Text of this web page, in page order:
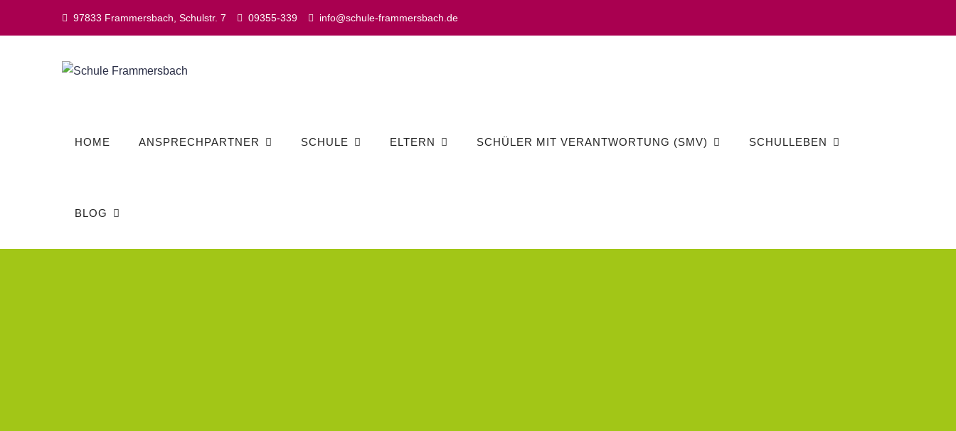
97833 Frammersbach, Schulstr. 7 09355-339 info@schule-frammersbach.de
HOME ANSPRECHPARTNER SCHULE ELTERN SCHÜLER MIT VERANTWORTUNG (SMV) SCHULLEBEN
BLOG